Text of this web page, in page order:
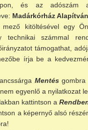
és az adószám
Madárkórház
mező kitöltésével egy
technikai számmal
támogathat,
írja be a
Mentésgombra
egyenlő a nyilatkozat
kattintson a
a képernyő alsó